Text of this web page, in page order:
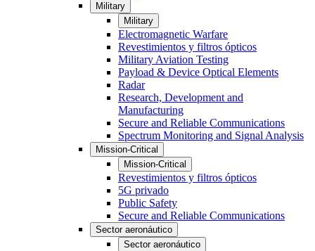
Military
Military
Electromagnetic Warfare
Revestimientos y filtros ópticos
Military Aviation Testing
Payload & Device Optical Elements
Radar
Research, Development and
Manufacturing
Secure and Reliable Communications
Spectrum Monitoring and Signal Analysis
Mission-Critical
Mission-Critical
Revestimientos y filtros ópticos
5G privado
Public Safety
Secure and Reliable Communications
Sector aeronáutico
Sector aeronáutico